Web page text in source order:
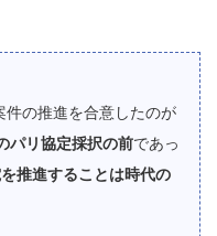
件の推進を合意したのが
パリ協定採択の前であっ
推進することは時代の